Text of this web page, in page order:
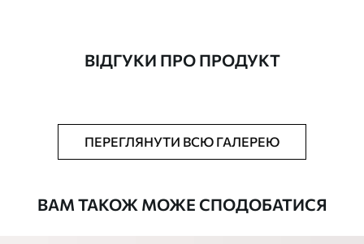
Додатково Можна додати лакове покриття.
ВІДГУКИ ПРО ПРОДУКТ
ПЕРЕГЛЯНУТИ ВСЮ ГАЛЕРЕЮ
ВАМ ТАКОЖ МОЖЕ СПОДОБАТИСЯ